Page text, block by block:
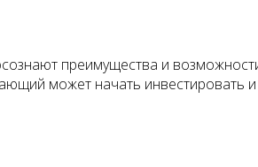
преимущества и
может начать инвестировать